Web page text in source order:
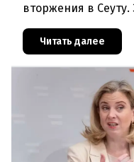
вторжения в
дней около 72 000
Читать далее